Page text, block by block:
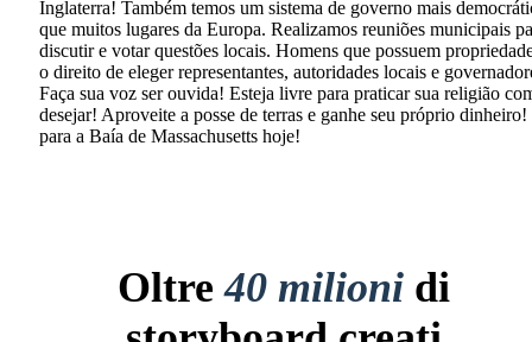
Inglaterra! Também temos um sistema de governo mais
que muitos lugares da Europa. Realizamos reuniões municipais
discutir e votar questões locais. Homens que possuem
o direito de eleger representantes, autoridades locais e
Faça sua voz ser ouvida! Esteja livre para praticar sua religião
desejar! Aproveite a posse de terras e ganhe seu próprio dinheiro!
para a Baía de Massachusetts hoje!
Oltre40 milioni di